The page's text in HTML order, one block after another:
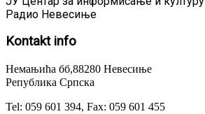
Радио Невесиње
Kontaktinfo
Немањића бб,88280 Невесиње
Република Српска
Tel: 059 601 394, Fax: 059 601 455